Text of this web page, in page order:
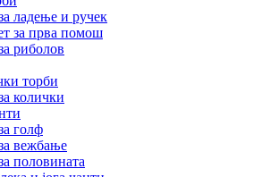
ладење и ручек
за прва помош
риболов
торби
колички
голф
вежбање
половината